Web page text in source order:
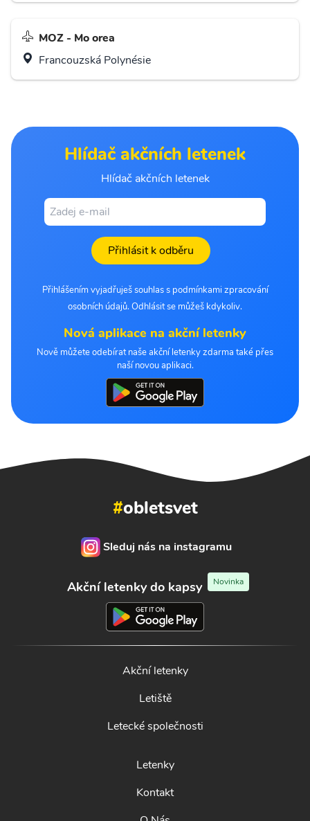
MOZ - Mo orea
Francouzská Polynésie
Hlídač akčních letenek
Hlídač akčních letenek
Přihlásit k odběru
Přihlášením vyjadřuješ souhlas s podmínkami zpracování
osobních údajů. Odhlásit se můžeš kdykoliv.
Nová aplikace na akční letenky
Nově můžete odebírat naše akční letenky zdarma také přes
naší novou aplikaci.
#obletsvet
Sleduj nás na instagramu
Akční letenky do kapsy Novinka
Akční letenky
Letiště
Letecké společnosti
Letenky
Kontakt